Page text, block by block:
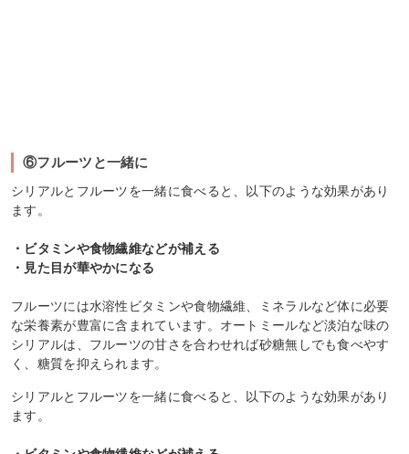
⑥フルーツと一緒に
シリアルとフルーツを一緒に食べると、以下のような効果があり
ます。
・ビタミンや食物繊維などが補える
・見た目が華やかになる
フルーツには水溶性ビタミンや食物繊維、ミネラルなど体に必要
な栄養素が豊富に含まれています。オートミールなど淡泊な味の
シリアルは、フルーツの甘さを合わせれば砂糖無しでも食べやす
く、糖質を抑えられます。
シリアルとフルーツを一緒に食べると、以下のような効果があり
ます。